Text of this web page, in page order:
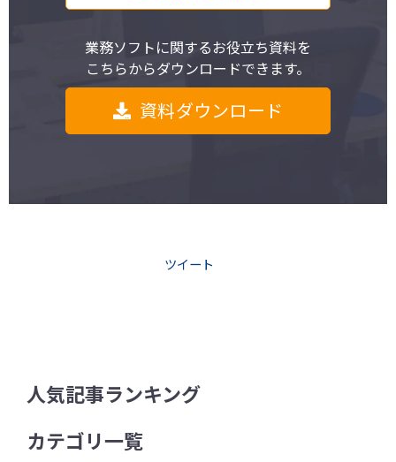
業務ソフトに関するお役立ち資料を
こちらからダウンロードできます。
資料ダウンロード
ツイート
人気記事ランキング
カテゴリ一覧